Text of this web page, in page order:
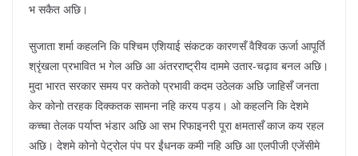
भ सकैत अछि।
सुजाता शर्मा कहलनि कि पश्चिम एशियाई संकटक कारणसँ वैश्विक ऊर्जा आपूर्ति
श्रृंखला प्रभावित भ गेल अछि आ अंतरराष्ट्रीय दाममे उतार-चढ़ाव बनल अछि।
मुदा भारत सरकार समय पर कतेको प्रभावी कदम उठेलक अछि जाहिसँ जनता
केर कोनो तरहक दिक्कतक सामना नहि करय पड़य। ओ कहलनि कि देशमे
कच्चा तेलक पर्याप्त भंडार अछि आ सभ रिफाइनरी पूरा क्षमतासँ काज कय रहल
अछि। देशमे कोनो पेट्रोल पंप पर ईंधनक कमी नहि अछि आ एलपीजी एजेंसीमे